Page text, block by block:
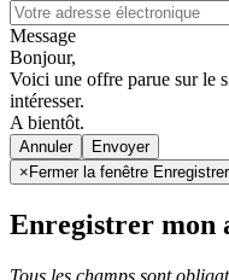
Message
Bonjour,
Voici une offre parue sur le
intéresser.
A bientôt.
Annuler
× Fermer la fenêtre
Enregistrer mon
Tous les champs sont